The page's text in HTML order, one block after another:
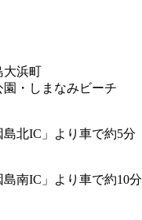
大浜町
園・しまなみビーチ
島北IC」より車で約5分
島南IC」より車で約10分